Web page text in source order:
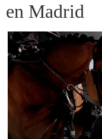
en Madrid